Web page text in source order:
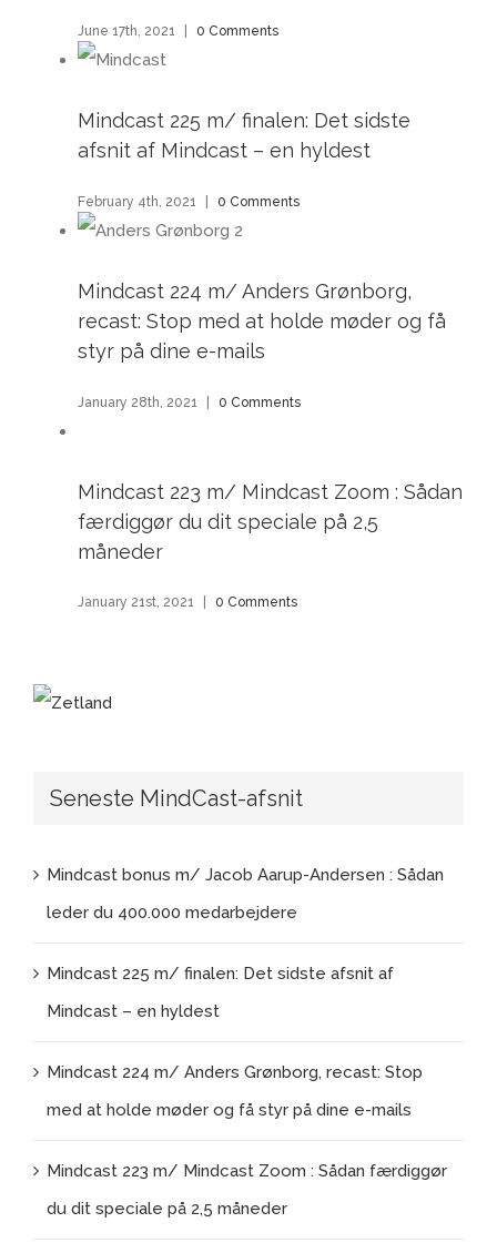
June 17th, 2021 0 Comments
Mindcast 225 m/ finalen: Det sidste
afsnit af Mindcast – en hyldest
February 4th, 2021 0 Comments
Mindcast 224 m/ Anders Grønborg,
recast: Stop med at holde møder og få
styr på dine e-mails
January 28th, 2021 0 Comments
Mindcast 223 m/ Mindcast Zoom : Sådan
færdiggør du dit speciale på 2,5
måneder
January 21st, 2021 0 Comments
Seneste MindCast-afsnit
Mindcast bonus m/ Jacob Aarup-Andersen : Sådan
leder du 400.000 medarbejdere
Mindcast 225 m/ finalen: Det sidste afsnit af
Mindcast – en hyldest
Mindcast 224 m/ Anders Grønborg, recast: Stop
med at holde møder og få styr på dine e-mails
Mindcast 223 m/ Mindcast Zoom : Sådan færdiggør
du dit speciale på 2,5 måneder